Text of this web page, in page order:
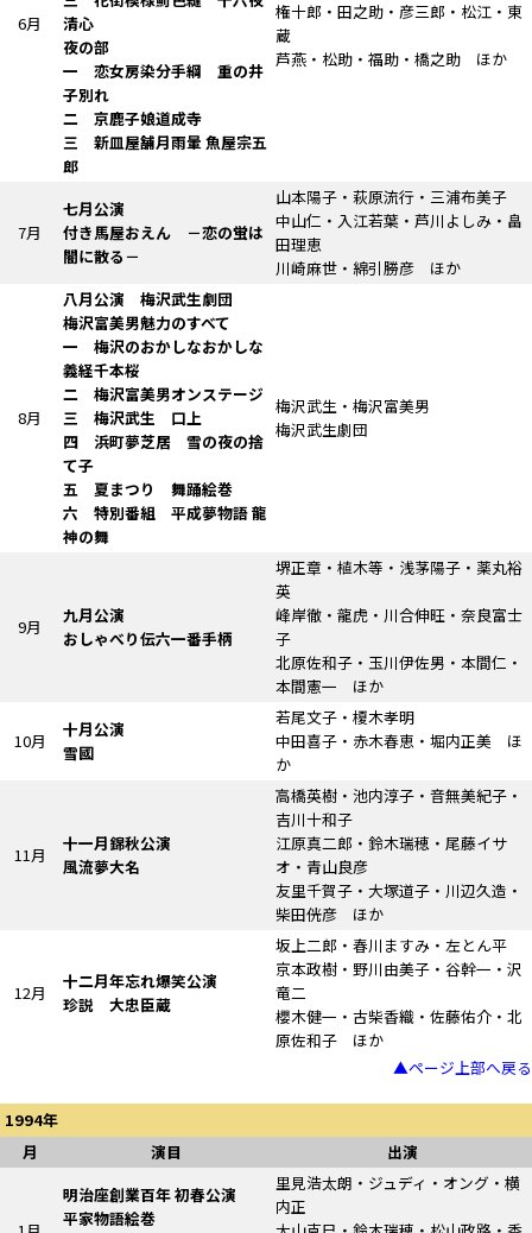
6月
清心
夜の部
一 恋女房染分手綱 重の井
子別れ
二 京鹿子娘道成寺
三 新皿屋舗月雨暈魚屋宗五
郎
権十郎・田之助・彦三郎・松江・東
蔵
芦燕・松助・福助・橋之助 ほか
7月
七月公演
付き馬屋おえん －恋の蛍は
闇に散る－
山本陽子・萩原流行・三浦布美子
中山仁・入江若葉・芦川よしみ・畠
田理恵
川崎麻世・綿引勝彦 ほか
8月
八月公演 梅沢武生劇団
梅沢富美男魅力のすべて
一 梅沢のおかしなおかしな
義経千本桜
二 梅沢富美男オンステージ
三 梅沢武生 口上
四 浜町夢芝居 雪の夜の捨
て子
五 夏まつり
舞踊絵巻
六 特別番組 平成夢物語 龍
神の舞
梅沢武生・梅沢富美男
梅沢武生劇団
9月
九月公演
おしゃべり伝六一番手柄
堺正章・植木等・浅茅陽子・薬丸裕
英
峰岸徹・龍虎・川合伸旺・奈良富士
子
北原佐和子・玉川伊佐男・本間仁・
本間憲一 ほか
10月
十月公演
雪國
若尾文子・榎木孝明
中田喜子・赤木春恵・堀内正美 ほ
か
11月
十一月錦秋公演
風流夢大名
高橋英樹・池内淳子・音無美紀子・
吉川十和子
江原真二郎・鈴木瑞穂・尾藤イサ
オ・青山良彦
友里千賀子・大塚道子・川辺久造・
柴田侊彦 ほか
12月
十二月年忘れ爆笑公演
珍説 大忠臣蔵
坂上二郎・春川ますみ・左とん平
京本政樹・野川由美子・谷幹一・沢
竜二
櫻木健一・古柴香織・佐藤佑介・北
原佐和子 ほか
▲ページ上部へ戻る
1994年
月
演目 出演
明治座創業百年 初春公演
平家物語絵巻
里見浩太朗・ジュディ・オング・横
内正